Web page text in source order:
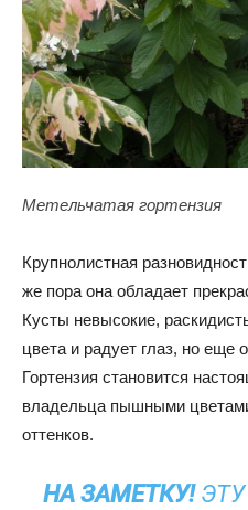
Метельчатая гортензия
Крупнолистная
же пора она обладает
Кусты невысокие,
цвета и радует глаз, но еще
Гортензия становится
владельца пышными
оттенков.
НА ЗАМЕТКУ!